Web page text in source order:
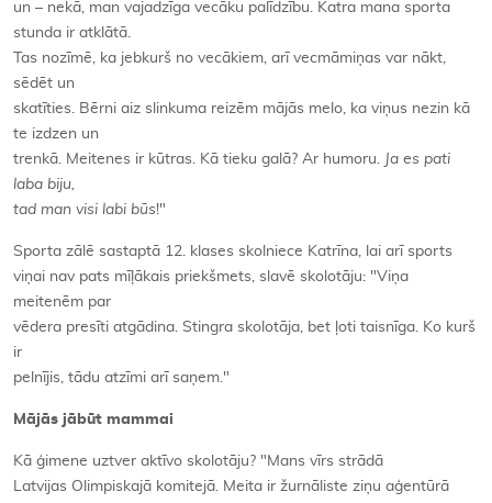
un – nekā, man vajadzīga vecāku palīdzību. Katra mana sporta
stunda ir atklātā.
Tas nozīmē, ka jebkurš no vecākiem, arī vecmāmiņas var nākt,
sēdēt un
skatīties. Bērni aiz slinkuma reizēm mājās melo, ka viņus nezin kā
te izdzen un
trenkā. Meitenes ir kūtras. Kā tieku galā? Ar humoru. Ja es pati
laba biju,
tad man visi labi būs!"
Sporta zālē sastaptā 12. klases skolniece Katrīna, lai arī sports
viņai nav pats mīļākais priekšmets, slavē skolotāju: "Viņa
meitenēm par
vēdera presīti atgādina. Stingra skolotāja, bet ļoti taisnīga. Ko kurš
ir
pelnījis, tādu atzīmi arī saņem."
Mājās jābūt mammai
Kā ģimene uztver aktīvo skolotāju? "Mans vīrs strādā
Latvijas Olimpiskajā komitejā. Meita ir žurnāliste ziņu aģentūrā